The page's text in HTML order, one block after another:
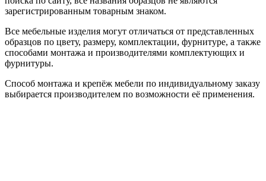
зарегистрированным товарным знаком.
Все мебельные изделия могут отличаться от представленных
образцов по цвету, размеру, комплектации, фурнитуре, а также
способами монтажа и производителями комплектующих и
фурнитуры.
Способ монтажа и крепёж мебели по индивидуальному заказу
выбирается производителем по возможности её применения.